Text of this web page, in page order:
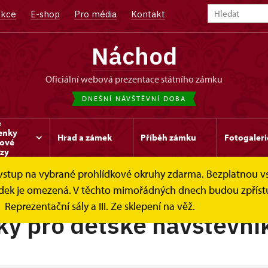
E-shop Pro média Kontakt
Náchod
oficiální webová prezentace státního zámku
DNEŠNÍ NÁVŠTĚVNÍ DOBA
Hrad a zámek Příběh zámku
na vybrané prohlídkové okruhy zdarma. Bezplatnou
je omezená. V těchto mimořádných dnech budou
Reprezentační sály a III. Ze sklepení na věž.
pro dětské